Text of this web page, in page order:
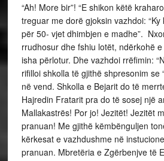
“Ah! More bir”! “E shikon këtë
treguar me dorë gjoksin vazhdoi:
për 50- vjet dhimbjen e madhe”.
rrudhosur dhe fshiu lotët, ndërkohë
isha përlotur. Dhe vazhdoi rrëfimin:
rifilloi shkolla të gjithë shpresonim se
në vend. Shkolla e Bejarit do të
Hajredin Fratarit pra do të sosej një
Mallakastrës! Por jo! Jezitët! Jezitët
pranuan! Me gjithë këmbënguljen
kërkesat e vazhdushme në
pranuan. Mbretëria e Zgërbenjve të